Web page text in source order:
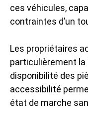
ces véhicules,
contraintes d’un
Les propriétaires
particulièrement la
disponibilité des
accessibilité
état de marche